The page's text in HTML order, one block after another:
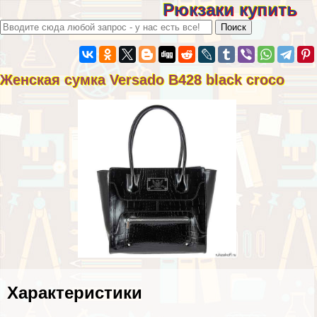
Рюкзаки купить
Женская сумка Versado B428 black croco
Хаpaктеристики